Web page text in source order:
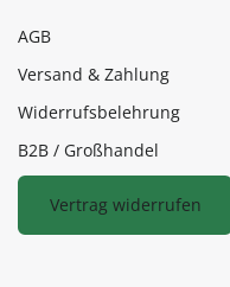
AGB
Versand & Zahlung
Widerrufsbelehrung
B2B / Großhandel
Vertrag widerrufen